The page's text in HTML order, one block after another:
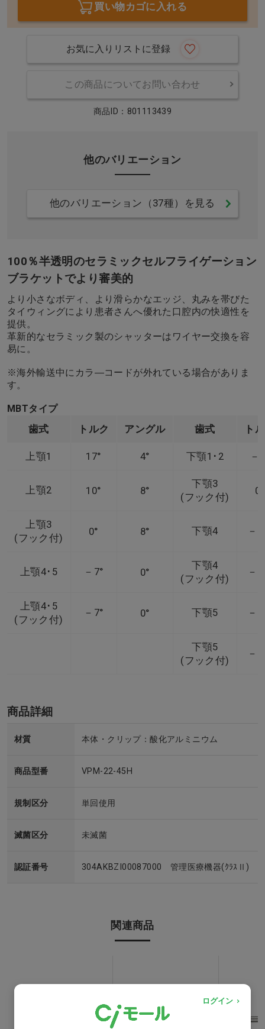
買い物カゴに入れる
お気に入りリストに登録
この商品についてお問い合わせ
商品ID：801113439
他のバリエーション
他のバリエーション（37種）を見る
100％半透明のセラミックセルフライゲーション
ブラケットでより審美的
より小さなボディ、より滑らかなエッジ、丸みを帯びた
タイウィングにより患者さんへ優れた口腔内の快適性を
提供。
革新的なセラミック製のシャッターはワイヤー交換を容
易に。
※海外輸送中にカラ―コードが外れている場合がありま
す。
MBTタイプ
歯式 トルク アングル 歯式 ト
上顎1 17° 4° 下顎1･2 －
上顎2 10° 8°
下顎3
(フック付)
0°
上顎3
(フック付)
0° 8° 下顎4 －
上顎4･5 －7° 0°
下顎4
(フック付)
－
上顎4･5
(フック付)
－7° 0° 下顎5 －
下顎5
(フック付)
－
商品詳細
材質 本体・クリップ：酸化アルミニウム
商品型番 VPM-22-45H
規制区分 単回使用
滅菌区分 未滅菌
認証番号 304AKBZI00087000 管理医療機器(ｸﾗｽⅡ)
関連商品
ログイン